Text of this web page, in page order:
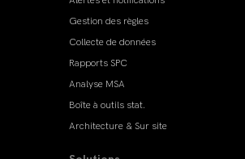
Gestion des règles
Collecte de données
Rapports SPC
Analyse MSA
Boîte à outils stat.
Architecture & Sur site